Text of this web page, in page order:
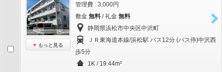
もっと見る
管理費 : 3,000円
敷金 無料 / 礼金 無料
静岡県浜松市中央区中沢町
ＪＲ東海道本線/浜松駅 バス12分 (バス停)中沢西
歩5分
1K / 19.44m²